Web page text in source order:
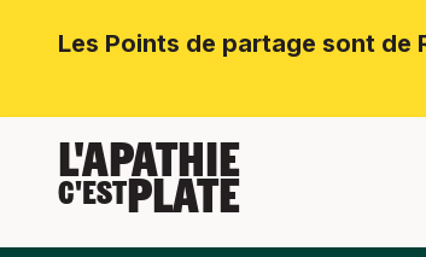
Les Points de partage sont de
L'APATHIE
C'ESTPLATE